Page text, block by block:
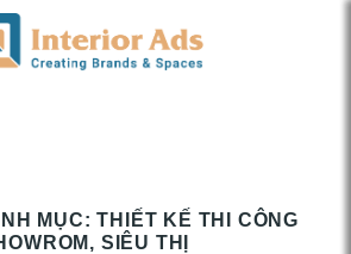
MỤC:THIẾT KẾ THI CÔNG
SIÊU THỊ